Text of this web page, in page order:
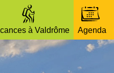
à Valdrôme Agenda